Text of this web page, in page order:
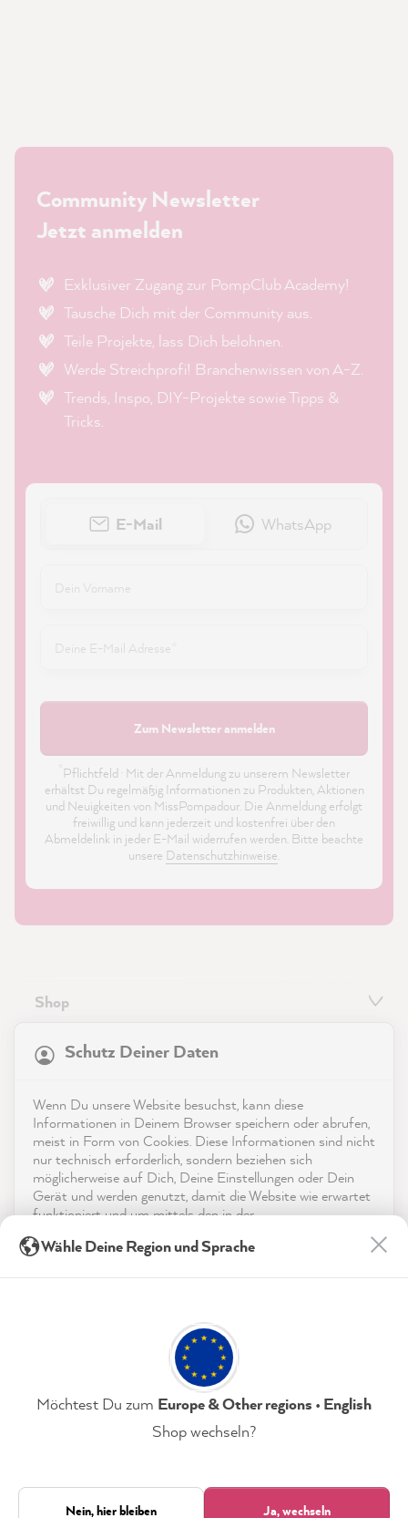
Community Newsletter
Jetzt anmelden
Exklusiver Zugang zur PompClub Academy!
Tausche Dich mit der Community aus.
Teile Projekte, lass Dich belohnen.
Werde Streichprofi! Branchenwissen von A-Z.
Trends, Inspo, DIY-Projekte sowie Tipps &
Tricks.
E-Mail WhatsApp
Zum Newsletter anmelden
Pflichtfeld · Mit der Anmeldung zu unserem Newsletter
erhältst Du regelmäßig Informationen zu Produkten, Aktionen
und Neuigkeiten von MissPompadour. Die Anmeldung erfolgt
freiwillig und kann jederzeit und kostenfrei über den
Abmeldelink in jeder E-Mail widerrufen werden. Bitte beachte
unsere Datenschutzhinweise.
Shop
Service
Kontakt
App herunterladen
Auszeichnungen
Schutz Deiner Daten
Wenn Du unsere Website besuchst, kann diese
Informationen in Deinem Browser speichern oder abrufen,
meist in Form von Cookies. Diese Informationen sind nicht
nur technisch erforderlich, sondern beziehen sich
möglicherweise auf Dich, Deine Einstellungen oder Dein
Gerät und werden genutzt, damit die Website wie erwartet
funktioniert und um mittels den in der
der Webseite für deren Optimierung zu analysieren sowie
(jederzeit widerruflich) diesen Datenverarbeitungen
Datenschutzerklärung Impressum Einstellungen
Nur technisch Erforderliche 21.817
reviews-io
Verifizierter Kunde
tolle Farbe, einfache Anwendung
Verifizierter Kunde
MissPompadour Farbkarten-Set "Einfach
Farben kann man sich schwer entscheiden
Wähle Deine Region und Sprache
Möchtest Du zum Europe & Other regions • English
Shop wechseln?
Nein, hier bleiben Ja, wechseln